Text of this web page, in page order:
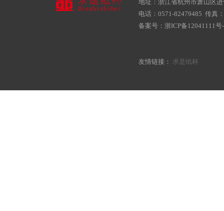
地址：浙江省杭州市萧山区
电话：0571-82479485 传真
备案号： 浙ICP备12041111号
友情链接： 求是纸杯